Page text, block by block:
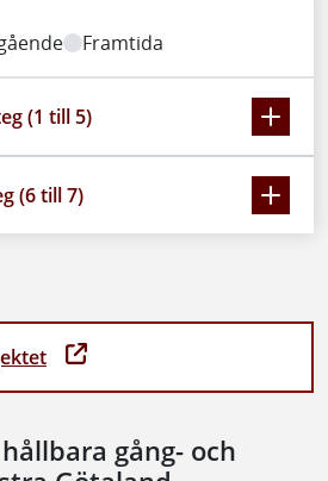
Framtida
(1 till 5)
(6 till 7)
gång- och